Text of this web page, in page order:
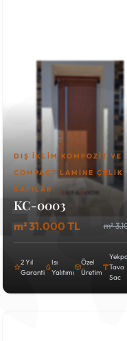
DIŞ İKLIM KOMPOZIT VE
COMPACT LAMINE ÇELIK
KAPILAR
KC-0003
m² 31.000 TL m²
2 Yıl
Garanti
Isı
Yalıtımı
Özel
Üretim
Tava
Sac